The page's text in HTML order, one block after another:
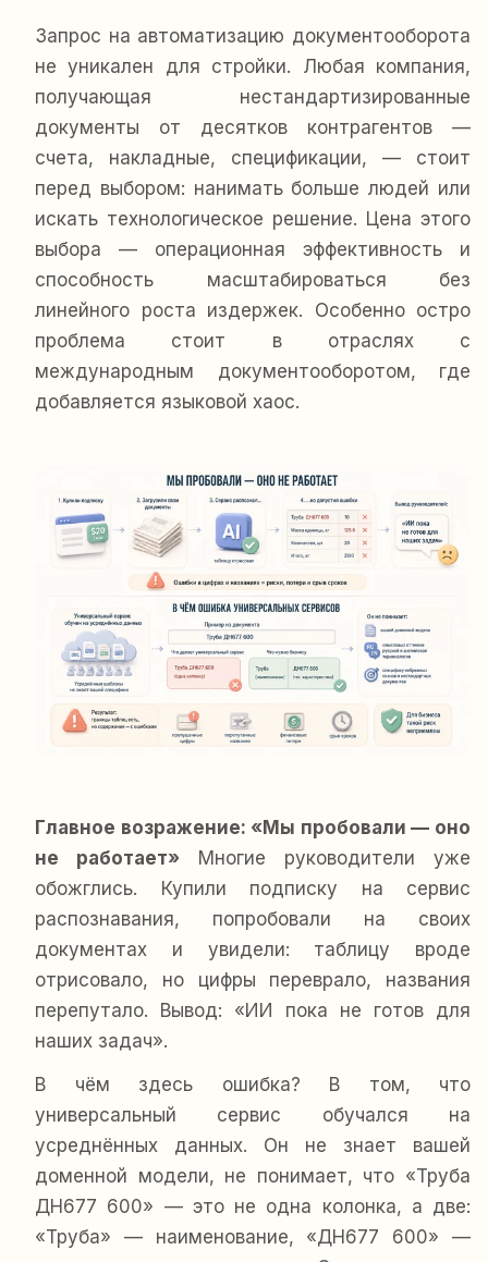
Запрос на автоматизацию документооборота
не уникален для стройки. Любая компания,
получающая нестандартизированные
документы от десятков контрагентов —
счета, накладные, спецификации, — стоит
перед выбором: нанимать больше людей или
искать технологическое решение. Цена этого
выбора — операционная эффективность и
способность масштабироваться без
линейного роста издержек. Особенно остро
проблема стоит в отраслях с
международным документооборотом, где
добавляется языковой хаос.
Главное возражение: «Мы пробовали — оно
не работает» Многие руководители уже
обожглись. Купили подписку на сервис
распознавания, попробовали на своих
документах и увидели: таблицу вроде
отрисовало, но цифры переврало, названия
перепутало. Вывод: «ИИ пока не готов для
наших задач».
В чём здесь ошибка? В том, что
универсальный сервис обучался на
усреднённых данных. Он не знает вашей
доменной модели, не понимает, что «Труба
ДН677 600» — это не одна колонка, а две:
«Труба» — наименование, «ДН677 600» —